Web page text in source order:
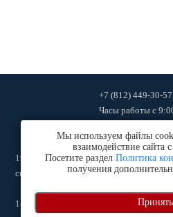
+7 (812) 449-30-57
Часы работы с
192102 , г.Санкт-Петербург,ул. Салова
склад)
140060 Люберцы,
Мы используем файлы
взаимодействие сайта
Посетите раздел Политика
получения
Принять